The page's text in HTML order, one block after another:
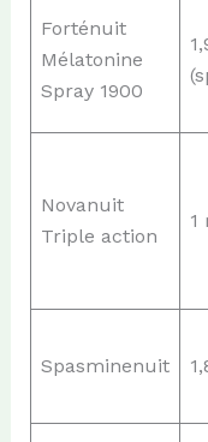
Forténuit
Mélatonine
Spray 1900
Novanuit
Triple action
1
Spasminenuit